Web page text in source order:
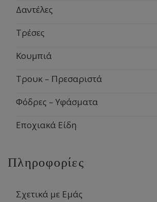
Δαντέλες
Τρέσες
Κουμπιά
Τρουκ – Πρεσαριστά
Φόδρες – Υφάσματα
Εποχιακά Είδη
Πληροφορίες
Σχετικά με Εμάς